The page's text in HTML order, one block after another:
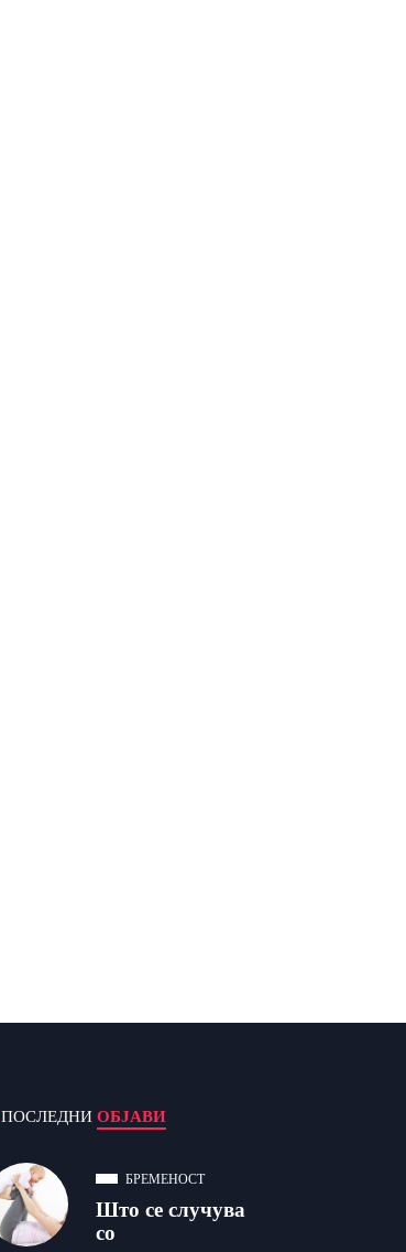
ПОСЛЕДНИ ОБЈАВИ
БРЕМЕНОСТ
Што се случува
со